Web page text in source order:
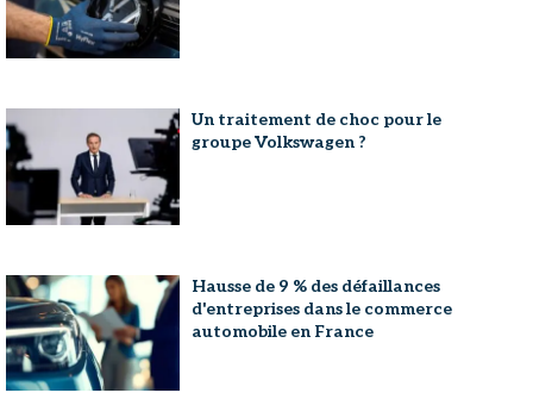
Un traitement de choc pour le
groupe Volkswagen ?
Hausse de 9 % des défaillances
d'entreprises dans le commerce
automobile en France